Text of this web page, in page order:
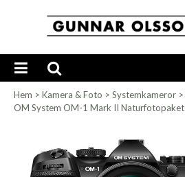
Hem > Kamera & Foto > Systemkameror >
OM System OM-1 Mark II Naturfotopaket